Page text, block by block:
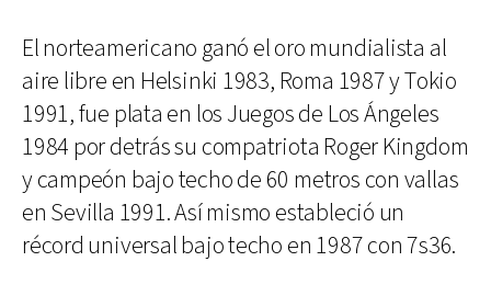
El norteamericano ganó el oro mundialista al
aire libre en Helsinki 1983, Roma 1987 y Tokio
1991, fue plata en los Juegos de Los Ángeles
1984 por detrás su compatriota Roger Kingdom
y campeón bajo techo de 60 metros con vallas
en Sevilla 1991. Así mismo estableció un
récord universal bajo techo en 1987 con 7s36.